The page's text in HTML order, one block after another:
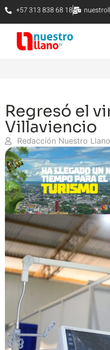
+57 313 838 68 18
Regresó el
Villaviencio
Redacción Nuestro Llano